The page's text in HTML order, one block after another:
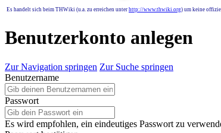
Es handelt sich beim THWiki (u.a. zu erreichen unter http://www.thwiki.org) um keine
Benutzerkonto anlegen
Zur Navigation springen Zur Suche springen
Benutzername
Passwort
Es wird empfohlen, ein eindeutiges Passwort zu